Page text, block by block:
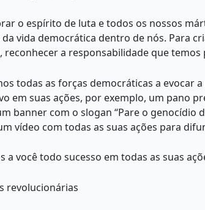
o espírito de luta e todos os nossos
vida democrática dentro de nós. Para
reconhecer a responsabilidade que temos
todas as forças democráticas a evocar
em suas ações, por exemplo, um pano
banner com o slogan “Pare o genocídio
vídeo com todas as suas ações para
a você todo sucesso em todas as suas
revolucionárias